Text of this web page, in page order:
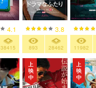
4.1
38415
3.8
893 28462 11982